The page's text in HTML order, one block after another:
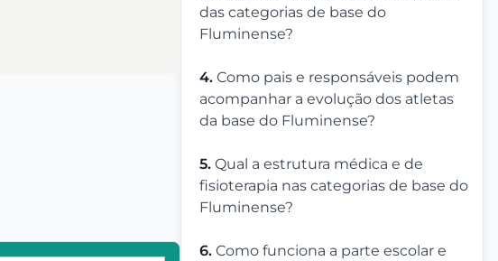
das categorias de base do
Fluminense?
4. Como pais e responsáveis podem
acompanhar a evolução dos atletas
da base do Fluminense?
5. Qual a estrutura médica e de
fisioterapia nas categorias de base do
Fluminense?
6. Como funciona a parte escolar e